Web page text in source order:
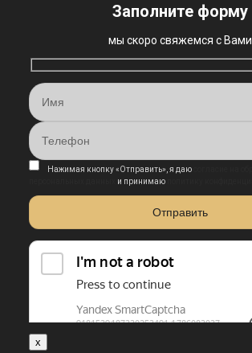
Заполните форму
мы скоро свяжемся с Вами
Нажимая кнопку «Отправить», я даю
и принимаю
x